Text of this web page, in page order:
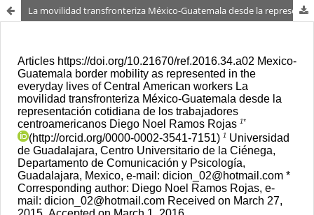
La movilidad transfronteriza México-Guatemala desde la representación cotidiana de los trabajadores centroamericanos